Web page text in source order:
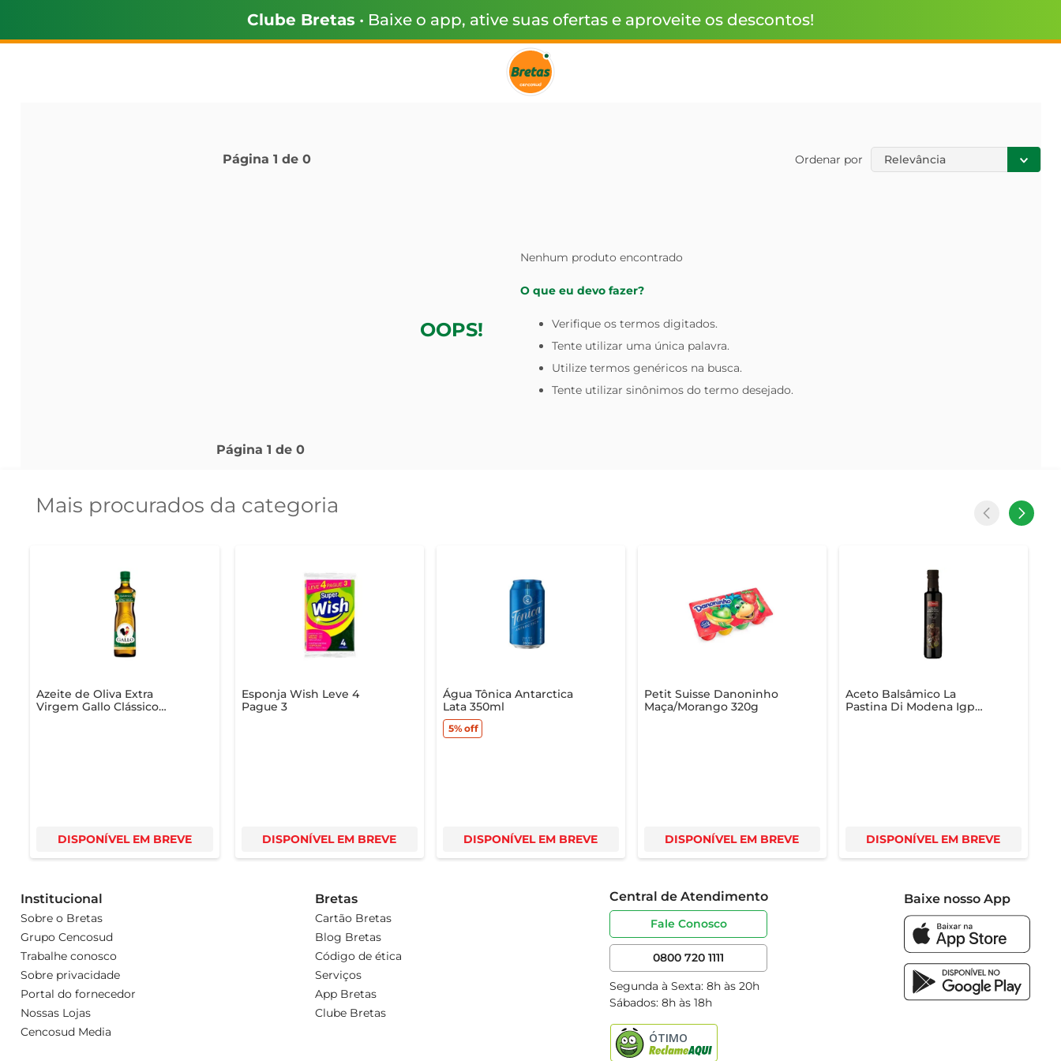
Clube Bretas • Baixe o app, ative suas ofertas e aproveite os descontos!
Página 1 de 0 Ordenar por Relevância
OOPS!
Nenhum produto encontrado
O que eu devo fazer?
Verifique os termos digitados.
Tente utilizar uma única palavra.
Utilize termos genéricos na busca.
Tente utilizar sinônimos do termo desejado.
Página 1 de 0
Mais procurados da categoria
Azeite de Oliva Extra
Virgem Gallo Clássico
DISPONÍVEL EM BREVE
Esponja Wish Leve 4
Pague 3
DISPONÍVEL EM BREVE
Água Tônica Antarctica
Lata 350ml
5%off
DISPONÍVEL EM BREVE
Petit Suisse Danoninho
Maça/Morango 320g
DISPONÍVEL EM BREVE
Aceto Balsâmico La
Pastina Di Modena Igp
DISPONÍVEL EM BREVE
Institucional
Sobre o Bretas
Grupo Cencosud
Trabalhe conosco
Sobre privacidade
Portal do fornecedor
Nossas Lojas
Cencosud Media
Bretas
Cartão Bretas
Blog Bretas
Código de ética
Serviços
App Bretas
Clube Bretas
Central de Atendimento
Fale Conosco
0800 720 1111
Segunda à Sexta: 8h às 20h
Sábados: 8h às 18h
Baixe nosso App